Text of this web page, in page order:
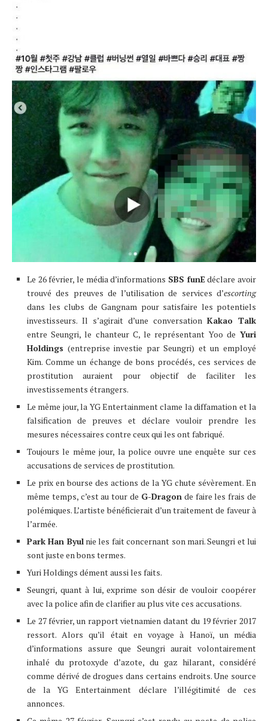
Le 26 février, le média d’informations SBS funEdéclare avoir
trouvé des preuves de l’utilisation de services d’escorting
dans les clubs de Gangnam pour satisfaire les potentiels
investisseurs. Il s’agirait d’une conversation Kakao Talk
entre Seungri, le chanteur C, le représentant Yoo de Yuri
Holdings (entreprise investie par Seungri) et un employé
Kim. Comme un échange de bons procédés, ces services de
prostitution auraient pour objectif de faciliter les
investissements étrangers.
Le même jour, la YG Entertainment clame la diffamation et la
falsification de preuves et déclare vouloir prendre les
mesures nécessaires contre ceux qui les ont fabriqué.
Toujours le même jour, la police ouvre une enquête sur ces
accusations de services de prostitution.
Le prix en bourse des actions de la YG chute sévèrement. En
même temps, c’est au tour de G-Dragonde faire les frais de
polémiques. L’artiste bénéficierait d’un traitement de faveur à
l’armée.
Park Han Byulnie les fait concernant son mari. Seungri et lui
sont juste en bons termes.
Yuri Holdings dément aussi les faits.
Seungri, quant à lui, exprime son désir de vouloir coopérer
avec la police afin de clarifier au plus vite ces accusations.
Le 27 février, un rapport vietnamien datant du 19 février 2017
ressort. Alors qu’il était en voyage à Hanoï, un média
d’informations assure que Seungri aurait volontairement
inhalé du protoxyde d’azote, du gaz hilarant, considéré
comme dérivé de drogues dans certains endroits. Une source
de la YG Entertainment déclare l’illégitimité de ces
annonces.